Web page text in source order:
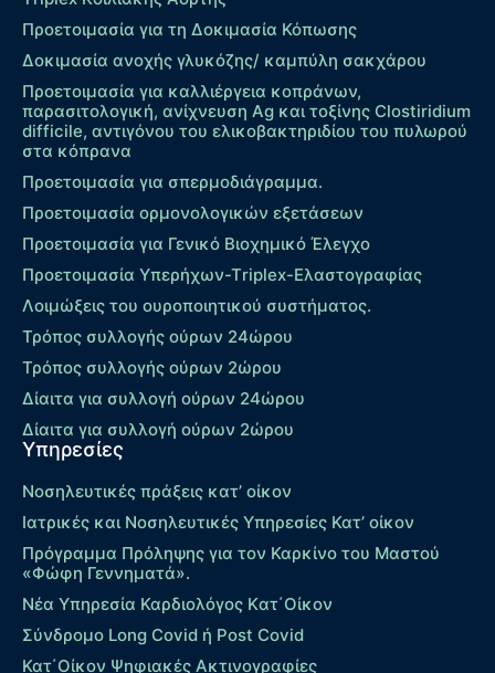
Προετοιμασία για τη Δοκιμασία Κόπωσης
Δοκιμασία ανοχής γλυκόζης/ καμπύλη σακχάρου
Προετοιμασία για καλλιέργεια κοπράνων,
παρασιτολογική, ανίχνευση Ag και τοξίνης Clostiridium
difficile, αντιγόνου του ελικοβακτηριδίου του πυλωρού
στα κόπρανα
Προετοιμασία για σπερμοδιάγραμμα.
Προετοιμασία ορμονολογικών εξετάσεων
Προετοιμασία για Γενικό Βιοχημικό Έλεγχο
Προετοιμασία Υπερήχων-Τriplex-Ελαστογραφίας
Λοιμώξεις του ουροποιητικού συστήματος.
Τρόπος συλλογής ούρων 24ώρου
Τρόπος συλλογής ούρων 2ώρου
Δίαιτα για συλλογή ούρων 24ώρου
Δίαιτα για συλλογή ούρων 2ώρου
Υπηρεσίες
Νοσηλευτικές πράξεις κατ’ οίκον
Ιατρικές και Νοσηλευτικές Υπηρεσίες Κατ’ οίκον
Πρόγραμμα Πρόληψης για τον Καρκίνο του Μαστού
«Φώφη Γεννηματά».
Νέα Υπηρεσία Καρδιολόγος Kατ΄Οίκον
Σύνδρομο Long Covid ή Post Covid
Κατ΄Οίκον Ψηφιακές Ακτινογραφίες